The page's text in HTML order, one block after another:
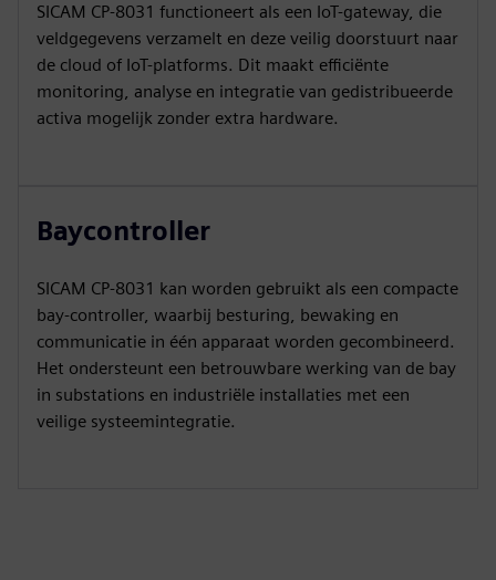
SICAM CP‑8031 functioneert als een IoT-gateway, die
veldgegevens verzamelt en deze veilig doorstuurt naar
de cloud of IoT-platforms. Dit maakt efficiënte
monitoring, analyse en integratie van gedistribueerde
activa mogelijk zonder extra hardware.
Baycontroller
SICAM CP‑8031 kan worden gebruikt als een compacte
bay-controller, waarbij besturing, bewaking en
communicatie in één apparaat worden gecombineerd.
Het ondersteunt een betrouwbare werking van de bay
in substations en industriële installaties met een
veilige systeemintegratie.